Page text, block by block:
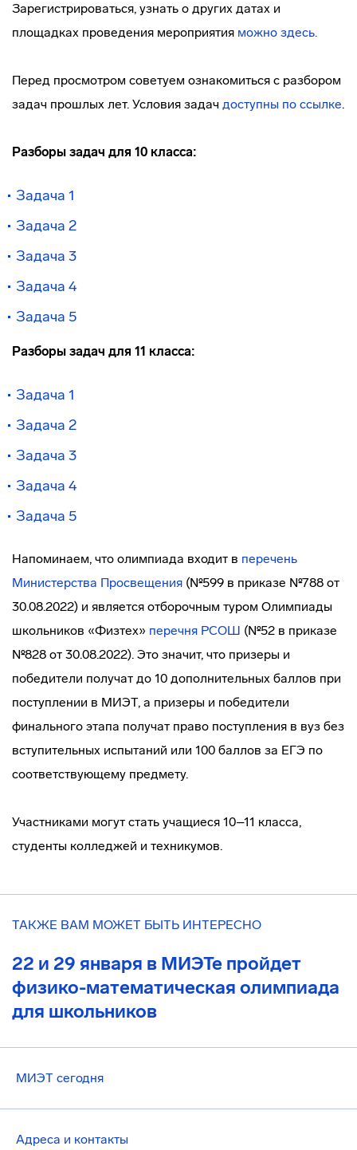
Зарегистрироваться, узнать о других датах и
площадках проведения мероприятия можно здесь.
Перед просмотром советуем ознакомиться с разбором
задач прошлых лет. Условия задач доступны по ссылке.
Разборы задач для 10 класса:
Задача 1
Задача 2
Задача 3
Задача 4
Задача 5
Разборы задач для 11 класса:
Задача 1
Задача 2
Задача 3
Задача 4
Задача 5
Напоминаем, что олимпиада входит в перечень
Министерства Просвещения (№599 в приказе №788 от
30.08.2022) и является отборочным туром Олимпиады
школьников «Физтех» перечня РСОШ (№52 в приказе
№828 от 30.08.2022). Это значит, что призеры и
победители получат до 10 дополнительных баллов при
поступлении в МИЭТ, а призеры и победители
финального этапа получат право поступления в вуз без
вступительных испытаний или 100 баллов за ЕГЭ по
соответствующему предмету.
Участниками могут стать учащиеся 10–11 класса,
студенты колледжей и техникумов.
ТАКЖЕ ВАМ МОЖЕТ БЫТЬ ИНТЕРЕСНО
22 и 29 января в МИЭТе пройдет
физико-математическая олимпиада
для школьников
МИЭТ сегодня
Адреса и контакты